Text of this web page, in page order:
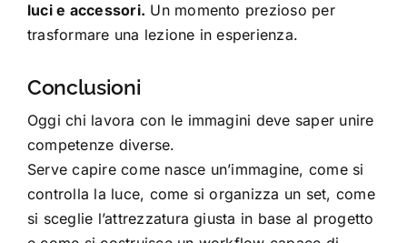
luci e accessori. Un momento prezioso per
trasformare una lezione in esperienza.
Conclusioni
Oggi chi lavora con le immagini deve saper unire
competenze diverse.
Serve capire come nasce un’immagine, come si
controlla la luce, come si organizza un set, come
si sceglie l’attrezzatura giusta in base al progetto